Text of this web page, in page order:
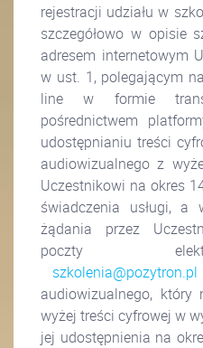
rejestracji udziału w
szczegółowo w opisie
adresem internetowym
w ust. 1, polegającym
line w formie
pośrednictwem
udostępnianiu treści
audiowizualnego z
Uczestnikowi na okres
świadczenia usługi, a
żądania przez
poczty
szkolenia@pozytron.pl
audiowizualnego, który
wyżej treści cyfrowej w
jej udostępnienia na